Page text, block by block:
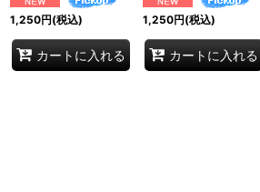
1,250円(税込)
カートに入れる
1,250円(税込)
カートに入れる